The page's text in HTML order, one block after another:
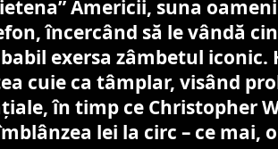
Americii, suna
încercând să le vândă
exersa zâmbetul iconic.
cuie ca tâmplar, visând
în timp ce Christopher
lei la circ – ce mai,